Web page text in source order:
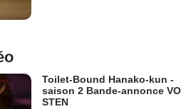
Toilet-Bound Hanako-kun -
saison 2 Bande-annonce VO
STEN